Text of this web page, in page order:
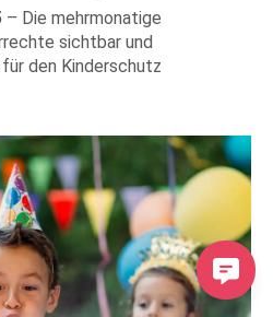
– Die mehrmonatige
sichtbar und
den Kinderschutz